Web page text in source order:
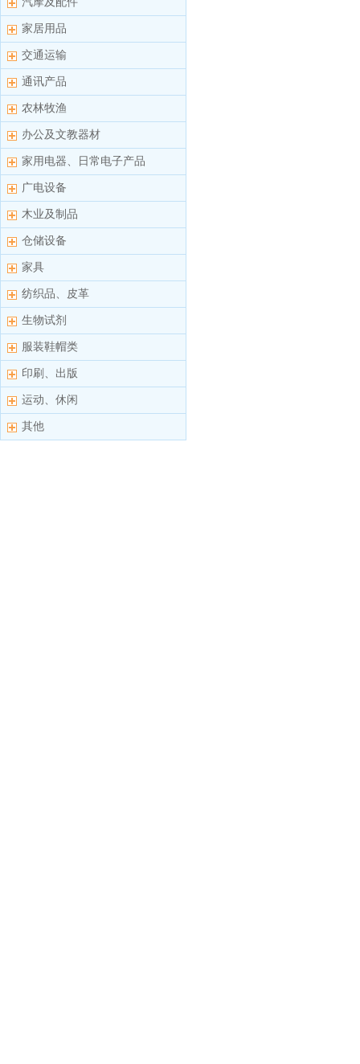
家居用品
交通运输
通讯产品
农林牧渔
办公及文教器材
家用电器、日常电子产品
广电设备
木业及制品
仓储设备
家具
纺织品、皮革
生物试剂
服装鞋帽类
印刷、出版
运动、休闲
其他